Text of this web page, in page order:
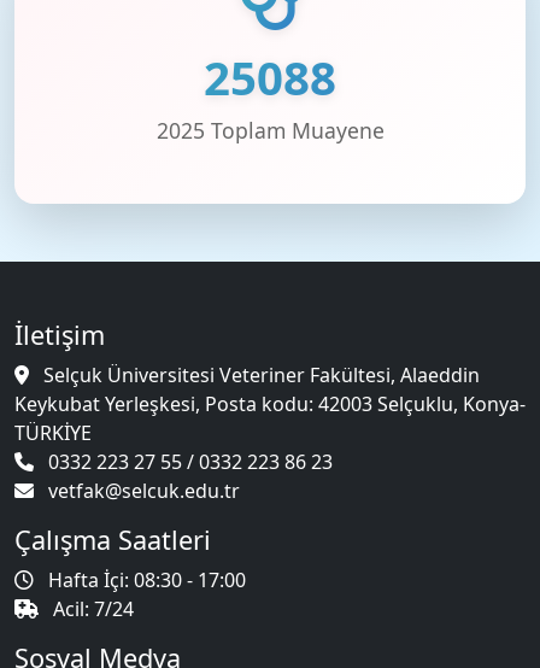
25.504
2025 Toplam Muayene
İletişim
Selçuk Üniversitesi Veteriner Fakültesi, Alaeddin
Keykubat Yerleşkesi, Posta kodu: 42003 Selçuklu, Konya-
TÜRKİYE
0332 223 27 55 / 0332 223 86 23
vetfak@selcuk.edu.tr
Çalışma Saatleri
Hafta İçi: 08:30 - 17:00
Acil: 7/24
Sosyal Medya